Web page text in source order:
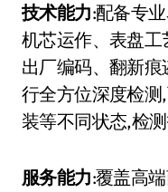
技术能力:配备专
机芯运作、表盘工
出厂编码、翻新
行全方位深度检
装等不同状态,检
服务能力:覆盖高